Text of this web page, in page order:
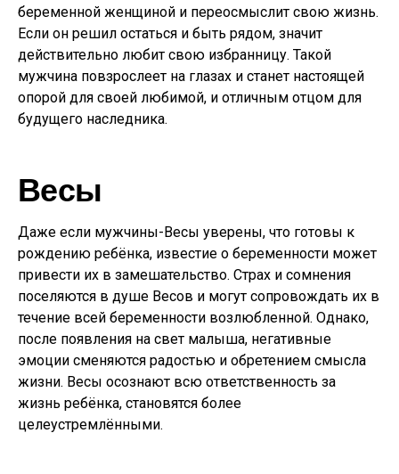
беременной женщиной и переосмыслит свою жизнь.
Если он решил остаться и быть рядом, значит
действительно любит свою избранницу. Такой
мужчина повзрослеет на глазах и станет настоящей
опорой для своей любимой, и отличным отцом для
будущего наследника.
Весы
Даже если мужчины-Весы уверены, что готовы к
рождению ребёнка, известие о беременности может
привести их в замешательство. Страх и сомнения
поселяются в душе Весов и могут сопровождать их в
течение всей беременности возлюбленной. Однако,
после появления на свет малыша, негативные
эмоции сменяются радостью и обретением смысла
жизни. Весы осознают всю ответственность за
жизнь ребёнка, становятся более
целеустремлёнными.